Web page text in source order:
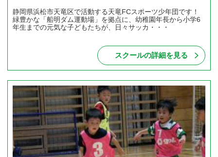
静岡県浜松市天竜区で活動する天竜FCスポーツ少年団です！
緑豊かな「船明ダム運動場」を拠点に、幼稚園年長から小学6
年生までの元気な子どもたちが、日々サッカ・・・
スクールの詳細を見る